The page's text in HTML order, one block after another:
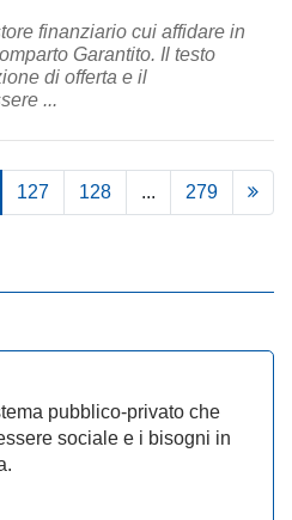
finanziario cui affidare in
Garantito. Il testo
di offerta e il
...
127 128 ... 279
pubblico-privato che
sociale e i bisogni in